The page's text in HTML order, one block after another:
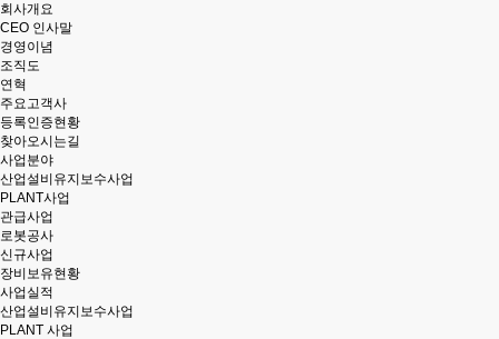
회사개요
CEO 인사말
경영이념
조직도
연혁
주요고객사
등록인증현황
찾아오시는길
사업분야
산업설비유지보수사업
PLANT사업
관급사업
로봇공사
신규사업
장비보유현황
사업실적
산업설비유지보수사업
PLANT 사업